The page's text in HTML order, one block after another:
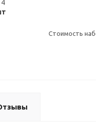
Стоимость